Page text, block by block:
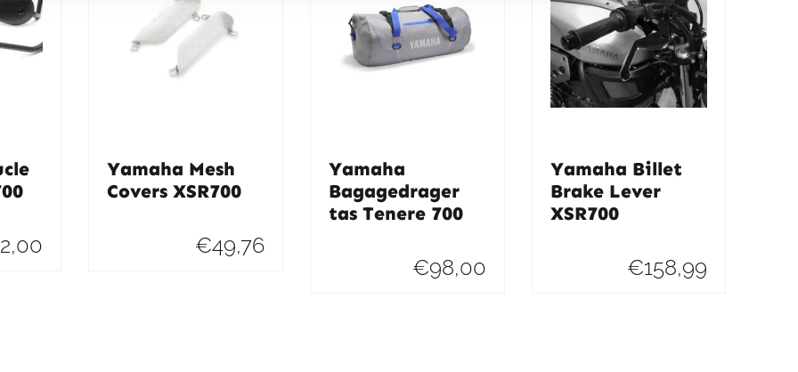
Yamaha Mesh
Covers XSR700
€49,76
Yamaha
Bagagedrager
tas Tenere 700
€98,00
Yamaha Billet
Brake Lever
XSR700
€158,99